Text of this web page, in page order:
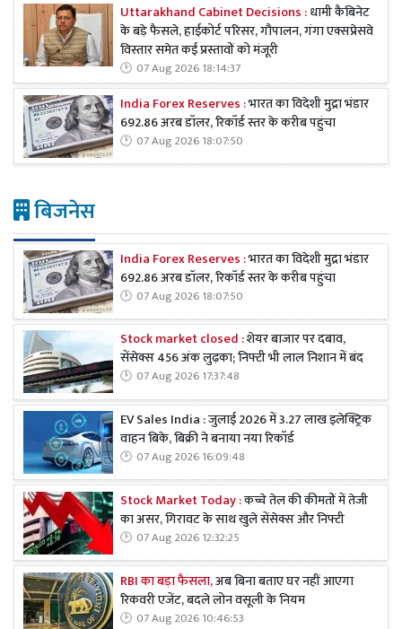
Uttarakhand Cabinet Decisions :धामी कैबिनेट
के बड़े फैसले, हाईकोर्ट परिसर, गौपालन, गंगा एक्सप्रेसवे
विस्तार समेत कई प्रस्तावों को मंजूरी
07 Aug 2026 18:14:37
India Forex Reserves :भारत का विदेशी मुद्रा भंडार
692.86 अरब डॉलर, रिकॉर्ड स्तर के करीब पहुंचा
07 Aug 2026 18:07:50
बिजनेस
India Forex Reserves :भारत का विदेशी मुद्रा भंडार
692.86 अरब डॉलर, रिकॉर्ड स्तर के करीब पहुंचा
07 Aug 2026 18:07:50
Stock market closed :शेयर बाजार पर दबाव,
सेंसेक्स 456 अंक लुढ़का; निफ्टी भी लाल निशान में बंद
07 Aug 2026 17:37:48
EV Sales India : जुलाई 2026 में 3.27 लाख इलेक्ट्रिक
वाहन बिके, बिक्री ने बनाया नया रिकॉर्ड
07 Aug 2026 16:09:48
Stock Market Today :कच्चे तेल की कीमतों में तेजी
का असर, गिरावट के साथ खुले सेंसेक्स और निफ्टी
07 Aug 2026 12:32:25
RBI का बड़ा फैसला,अब बिना बताए घर नहीं आएगा
रिकवरी एजेंट, बदले लोन वसूली के नियम
07 Aug 2026 10:46:53